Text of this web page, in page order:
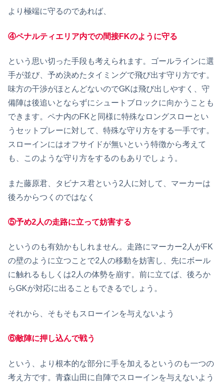
より極端に守るのであれば、
④ペナルティエリア内での間接FKのように守る
という思い切った手段も考えられます。ゴールラインに選
手が並び、予め決めたタイミングで飛び出す守り方です。
味方の干渉がほとんどないのでGKは飛び出しやすく、守
備陣は後追いとならずにシュートブロックに向かうことも
できます。ペナ内のFKと同様に特殊なロングスローとい
うセットプレーに対して、特殊な守り方をする一手です。
スローインにはオフサイドが無いという特徴から考えて
も、このような守り方をするのもありでしょう。
また藤原君、タビナス君という2人に対して、マーカーは
後ろからつくのではなく
⑤予め2人の走路に立って妨害する
というのも有効かもしれません。走路にマーカー2人がFK
の壁のように立つことで2人の移動を妨害し、先にボール
に触れるもしくは2人の体勢を崩す。前に立てば、後ろか
らGKが対応に出ることもできるでしょう。
それから、そもそもスローインを与えないよう
⑥敵陣に押し込んで戦う
という、より根本的な部分に手を加えるというのも一つの
考え方です。青森山田に自陣でスローインを与えないよう